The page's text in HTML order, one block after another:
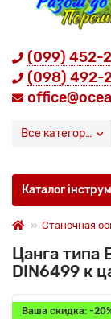
(099) 452-
(098) 492-
Все категории
Каталог
Станочная
Цанга типа
DIN6499 к
Ваша скидка: -